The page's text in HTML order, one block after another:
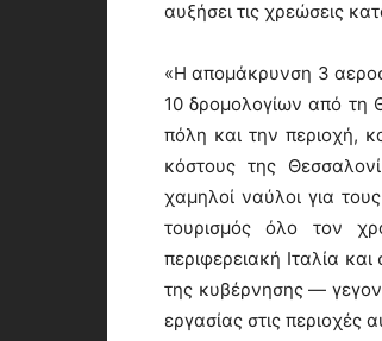
αυξήσει τις χρεώσεις
«Η απομάκρυνση 3
10 δρομολογίων από τη
πόλη και την περιοχή,
κόστους της
χαμηλοί ναύλοι για
τουρισμός όλο τον
περιφερειακή Ιταλία
της κυβέρνησης —
εργασίας στις περιοχές